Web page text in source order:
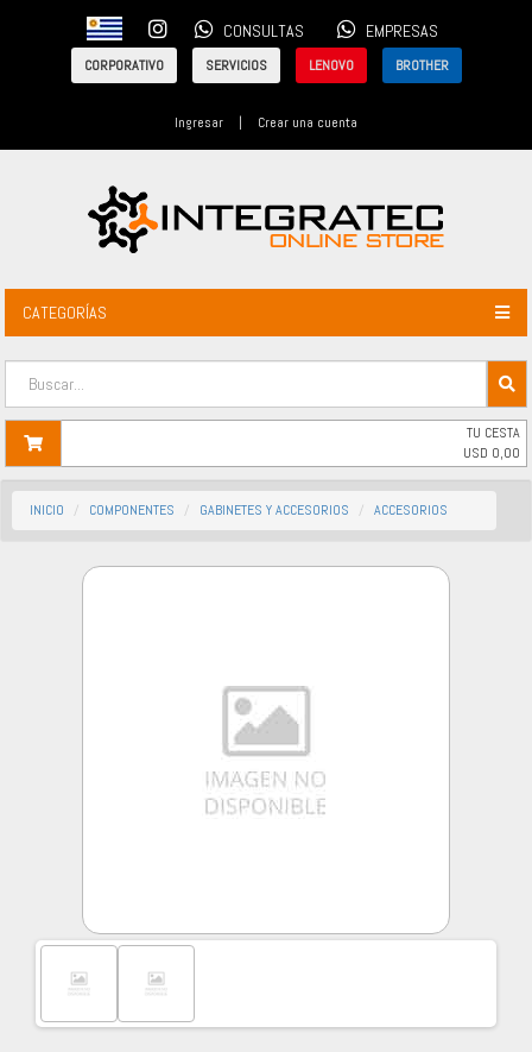
CONSULTAS EMPRESAS
CORPORATIVO SERVICIOS LENOVO BROTHER
Ingresar | Crear una cuenta
CATEGORÍAS
TU CESTA
USD 0,00
INICIO COMPONENTES GABINETES Y ACCESORIOS ACCESORIOS